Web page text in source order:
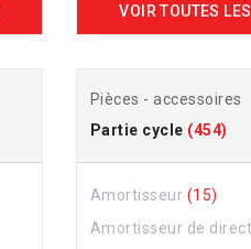
VOIR TOUTES
Pièces - accessoires
Partie cycle (454)
Amortisseur (15)
Amortisseur de